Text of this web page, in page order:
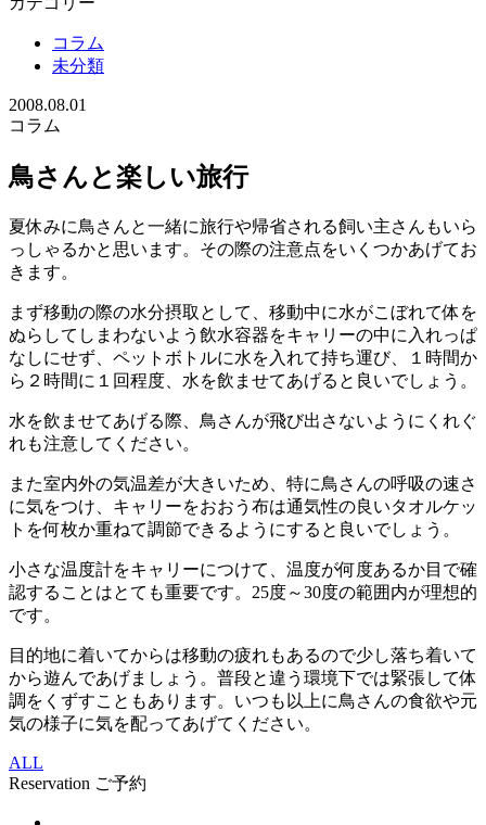
コラム
未分類
2008.08.01
コラム
鳥さんと楽しい旅行
夏休みに鳥さんと一緒に旅行や帰省される飼い主さんもいら
っしゃるかと思います。その際の注意点をいくつかあげてお
きます。
まず移動の際の水分摂取として、移動中に水がこぼれて体を
ぬらしてしまわないよう飲水容器をキャリーの中に入れっぱ
なしにせず、ペットボトルに水を入れて持ち運び、１時間か
ら２時間に１回程度、水を飲ませてあげると良いでしょう。
水を飲ませてあげる際、鳥さんが飛び出さないようにくれぐ
れも注意してください。
また室内外の気温差が大きいため、特に鳥さんの呼吸の速さ
に気をつけ、キャリーをおおう布は通気性の良いタオルケッ
トを何枚か重ねて調節できるようにすると良いでしょう。
小さな温度計をキャリーにつけて、温度が何度あるか目で確
認することはとても重要です。25度～30度の範囲内が理想的
です。
目的地に着いてからは移動の疲れもあるので少し落ち着いて
から遊んであげましょう。普段と違う環境下では緊張して体
調をくずすこともあります。いつも以上に鳥さんの食欲や元
気の様子に気を配ってあげてください。
ALL
Reservation ご予約